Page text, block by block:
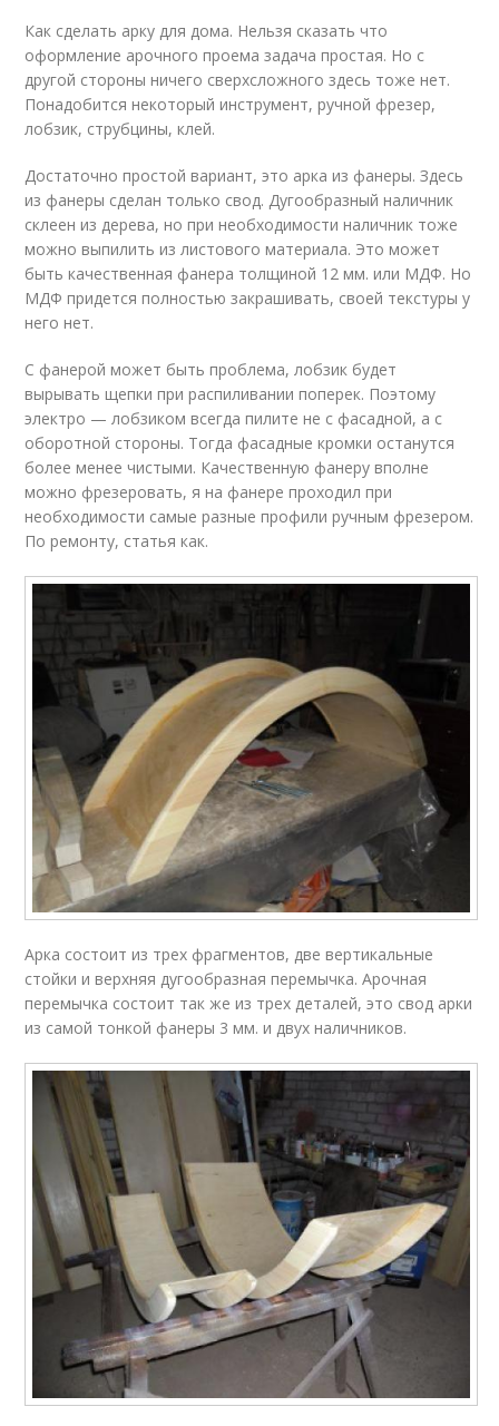
Как сделать арку для дома. Нельзя сказать что
оформление арочного проема задача простая. Но с
другой стороны ничего сверхсложного здесь тоже нет.
Понадобится некоторый инструмент, ручной фрезер,
лобзик, струбцины, клей.
Достаточно простой вариант, это арка из фанеры. Здесь
из фанеры сделан только свод. Дугообразный наличник
склеен из дерева, но при необходимости наличник тоже
можно выпилить из листового материала. Это может
быть качественная фанера толщиной 12 мм. или МДФ. Но
МДФ придется полностью закрашивать, своей текстуры у
него нет.
С фанерой может быть проблема, лобзик будет
вырывать щепки при распиливании поперек. Поэтому
электро — лобзиком всегда пилите не с фасадной, а с
оборотной стороны. Тогда фасадные кромки останутся
более менее чистыми. Качественную фанеру вполне
можно фрезеровать, я на фанере проходил при
необходимости самые разные профили ручным фрезером.
По ремонту, статья как.
Арка состоит из трех фрагментов, две вертикальные
стойки и верхняя дугообразная перемычка. Арочная
перемычка состоит так же из трех деталей, это свод арки
из самой тонкой фанеры 3 мм. и двух наличников.